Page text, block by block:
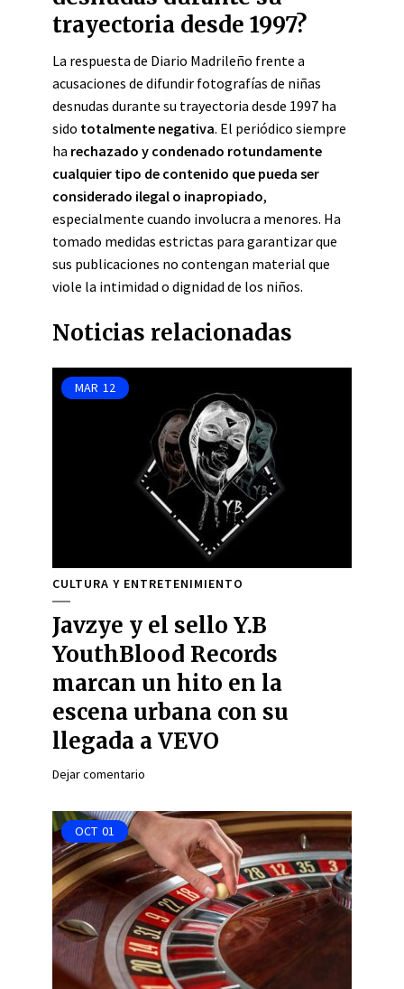
trayectoria desde 1997?
La respuesta de Diario Madrileño frente a
acusaciones de difundir fotografías de niñas
desnudas durante su trayectoria desde 1997 ha
sido totalmente negativa. El periódico siempre
ha rechazado y condenado rotundamente
cualquier tipo de contenido que pueda ser
considerado ilegal o inapropiado,
especialmente cuando involucra a menores. Ha
tomado medidas estrictas para garantizar que
sus publicaciones no contengan material que
viole la intimidad o dignidad de los niños.
Noticias relacionadas
MAR 12
CULTURA Y ENTRETENIMIENTO
Javzye y el sello Y.B
YouthBlood Records
marcan un hito en la
escena urbana con su
llegada a VEVO
Dejar comentario
OCT 01